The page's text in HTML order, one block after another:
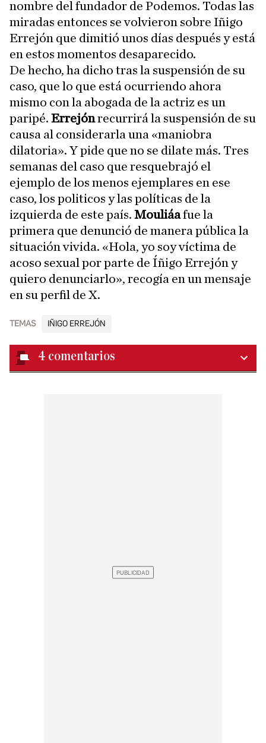
nombre del fundador de Podemos. Todas las
miradas entonces se volvieron sobre Iñigo
Errejón que dimitió unos días después y está
en estos momentos desaparecido.
De hecho, ha dicho tras la suspensión de su
caso, que lo que está ocurriendo ahora
mismo con la abogada de la actriz es un
paripé. Errejónrecurrirá la suspensión de su
causa al considerarla una «maniobra
dilatoria». Y pide que no se dilate más. Tres
semanas del caso que resquebrajó el
ejemplo de los menos ejemplares en ese
caso, los politicos y las políticas de la
izquierda de este país. Mouliáafue la
primera que denunció de manera pública la
situación vivida. «Hola, yo soy víctima de
acoso sexual por parte de Íñigo Errejón y
quiero denunciarlo», recogía en un mensaje
en su perfil de X.
TEMAS IÑIGO ERREJÓN
4 comentarios